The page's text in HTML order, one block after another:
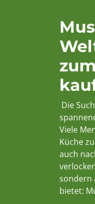
Die
Viele
Küche
auch
sondern
bietet: